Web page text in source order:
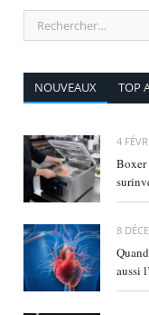
NOUVEAUX TOP
4
Boxer
8
aussi